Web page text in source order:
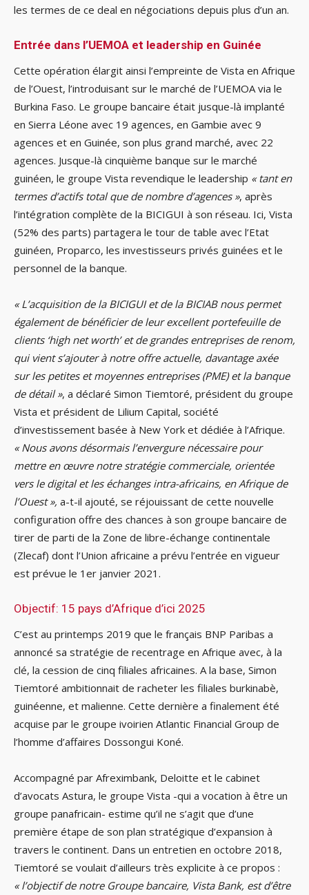
les termes de ce deal en négociations depuis plus d’un an.
Entrée dans l’UEMOA et leadership en Guinée
Cette opération élargit ainsi l’empreinte de Vista en Afrique
de l’Ouest, l’introduisant sur le marché de l’UEMOA via le
Burkina Faso. Le groupe bancaire était jusque-là implanté
en Sierra Léone avec 19 agences, en Gambie avec 9
agences et en Guinée, son plus grand marché, avec 22
agences. Jusque-là cinquième banque sur le marché
guinéen, le groupe Vista revendique le leadership « tant en
termes d’actifs total que de nombre d’agences », après
l’intégration complète de la BICIGUI à son réseau. Ici, Vista
(52% des parts) partagera le tour de table avec l’Etat
guinéen, Proparco, les investisseurs privés guinées et le
personnel de la banque.
« L’acquisition de la BICIGUI et de la BICIAB nous permet
également de bénéficier de leur excellent portefeuille de
clients ‘high net worth’ et de grandes entreprises de renom,
qui vient s’ajouter à notre offre actuelle, davantage axée
sur les petites et moyennes entreprises (PME) et la banque
de détail », a déclaré Simon Tiemtoré, président du groupe
Vista et président de Lilium Capital, société
d’investissement basée à New York et dédiée à l’Afrique.
« Nous avons désormais l’envergure nécessaire pour
mettre en œuvre notre stratégie commerciale, orientée
vers le digital et les échanges intra-africains, en Afrique de
l’Ouest », a-t-il ajouté, se réjouissant de cette nouvelle
configuration offre des chances à son groupe bancaire de
tirer de parti de la Zone de libre-échange continentale
(Zlecaf) dont l’Union africaine a prévu l’entrée en vigueur
est prévue le 1er janvier 2021.
Objectif: 15 pays d’Afrique d’ici 2025
C’est au printemps 2019 que le français BNP Paribas a
annoncé sa stratégie de recentrage en Afrique avec, à la
clé, la cession de cinq filiales africaines. A la base, Simon
Tiemtoré ambitionnait de racheter les filiales burkinabè,
guinéenne, et malienne. Cette dernière a finalement été
acquise par le groupe ivoirien Atlantic Financial Group de
l’homme d’affaires Dossongui Koné.
Accompagné par Afreximbank, Deloitte et le cabinet
d’avocats Astura, le groupe Vista -qui a vocation à être un
groupe panafricain- estime qu’il ne s’agit que d’une
première étape de son plan stratégique d’expansion à
travers le continent. Dans un entretien en octobre 2018,
Tiemtoré se voulait d’ailleurs très explicite à ce propos :
« l’objectif de notre Groupe bancaire, Vista Bank, est d’être